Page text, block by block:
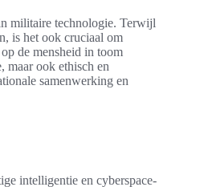
militaire technologie. Terwijl
is het ook cruciaal om
de mensheid in toom
maar ook ethisch en
samenwerking en
intelligentie en cyberspace-